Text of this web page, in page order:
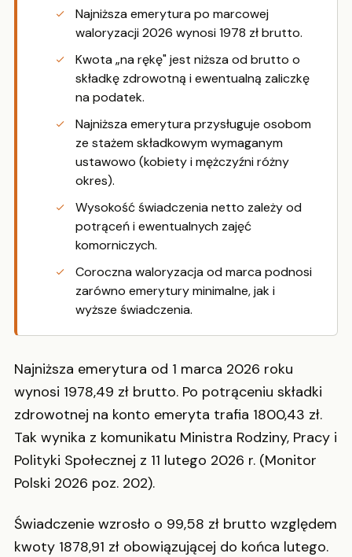
Najniższa emerytura po marcowej
waloryzacji 2026 wynosi 1978 zł brutto.
Kwota „na rękę" jest niższa od brutto o
składkę zdrowotną i ewentualną zaliczkę
na podatek.
Najniższa emerytura przysługuje osobom
ze stażem składkowym wymaganym
ustawowo (kobiety i mężczyźni różny
okres).
Wysokość świadczenia netto zależy od
potrąceń i ewentualnych zajęć
komorniczych.
Coroczna waloryzacja od marca podnosi
zarówno emerytury minimalne, jak i
wyższe świadczenia.
Najniższa emerytura od 1 marca 2026 roku
wynosi 1978,49 zł brutto. Po potrąceniu składki
zdrowotnej na konto emeryta trafia 1800,43 zł.
Tak wynika z komunikatu Ministra Rodziny, Pracy i
Polityki Społecznej z 11 lutego 2026 r. (Monitor
Polski 2026 poz. 202).
Świadczenie wzrosło o 99,58 zł brutto względem
kwoty 1878,91 zł obowiązującej do końca lutego.